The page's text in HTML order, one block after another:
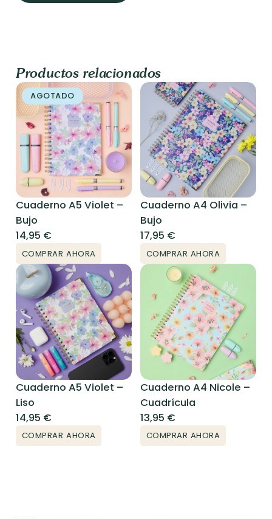
Bullet
Productos relacionados
AGOTADO
Cuaderno A5 Violet –
Bujo
14,95 €
COMPRAR AHORA
Cuaderno A4 Olivia –
Bujo
17,95 €
COMPRAR AHORA
Cuaderno A5 Violet –
Liso
14,95 €
COMPRAR AHORA
Cuaderno A4 Nicole –
Cuadrícula
13,95 €
COMPRAR AHORA